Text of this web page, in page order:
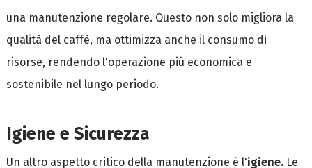
una manutenzione regolare. Questo non solo migliora la
qualità del caffè, ma ottimizza anche il consumo di
risorse, rendendo l'operazione più economica e
sostenibile nel lungo periodo.
Igiene e Sicurezza
Un altro aspetto critico della manutenzione è l'igiene.Le